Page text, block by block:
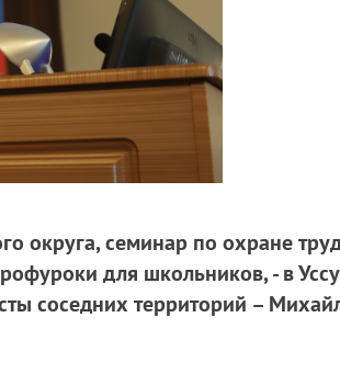
округа, семинар по охране
для школьников, - в
соседних территорий –